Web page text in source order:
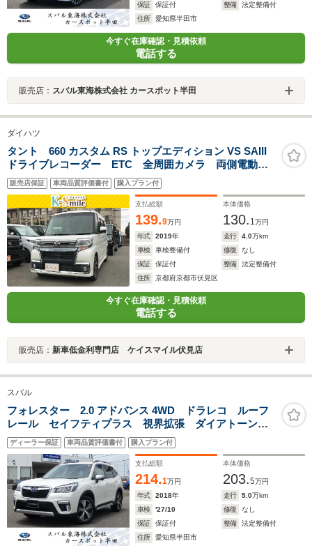
保証
保証付 整備
法定整備付
住所
愛知県半田市
今すぐ在庫確認・見積依頼
電話する
販売店： スバル東海株式会社 カースポット半田
ダイハツ
タント 660 カスタム RS トップエディション VS SAIII
ドライブレコーダー ETC 全周囲カメラ 両側電動ス
ライドドア TV 衝突被害軽減システム オートマチッ
クハイビーム オートライト LEDヘッドランプ アイ
ドリングストップ スマートキー
販売店保証 車両品質評価書付 購入プラン付
支払総額
139.9万円
本体価格
130. 1万円
年式
2019年 走行 4.0万km
車検
車検整備付 修復
なし
保証
保証付 整備
法定整備付
住所
京都府京都市伏見区
今すぐ在庫確認・見積依頼
電話する
販売店： 新車低金利専門店 ケイスマイル伏見店
スバル
フォレスター 2.0 アドバンス 4WD ドラレコ ルーフ
レール セイフティプラス 視界拡張 ダイアトーンナ
ビ フルセグ Bluetoothオーディオ USB フロントカ
メラ サイドカメラ バックカメラ スマートリヤビュ
ーミラー ETC2.0
ディーラー保証 車両品質評価書付 購入プラン付
支払総額
214.1万円
本体価格
203.5万円
年式
2018年 走行 5.0万km
車検
'27/10 修復
なし
保証
保証付 整備
法定整備付
住所
愛知県半田市